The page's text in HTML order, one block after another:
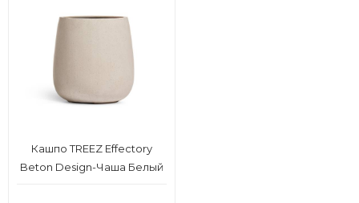
Кашпо TREEZ Effectory
Beton Design-Чаша Белый